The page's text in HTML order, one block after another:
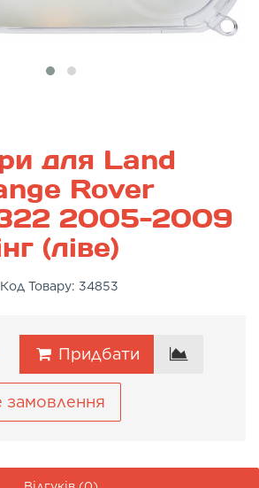
для Land
Rover
2005-2009
(ліве)
Код Товару: 34853
Придбати